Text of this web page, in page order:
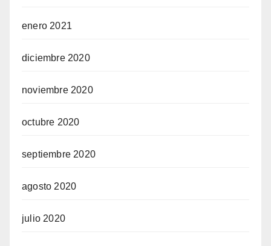
enero 2021
diciembre 2020
noviembre 2020
octubre 2020
septiembre 2020
agosto 2020
julio 2020